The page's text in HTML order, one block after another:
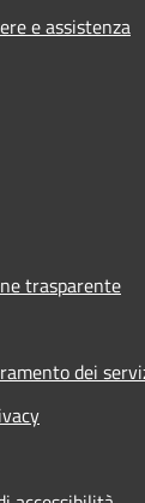
e assistenza
trasparente
dei